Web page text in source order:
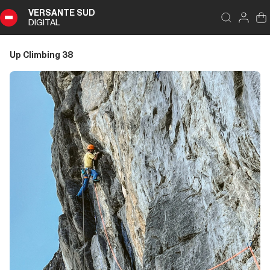
VERSANTE SUD
DIGITAL
Indice
Zusammenfassung
Up Climbing 38